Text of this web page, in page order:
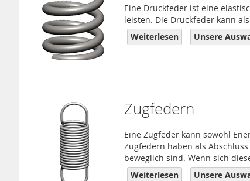
Eine Druckfeder ist eine
leisten. Die Druckfeder kann
Weiterlesen
Unsere
Zugfedern
Eine Zugfeder kann sowohl
Zugfedern haben als
beweglich sind. Wenn sich
Weiterlesen
Unsere